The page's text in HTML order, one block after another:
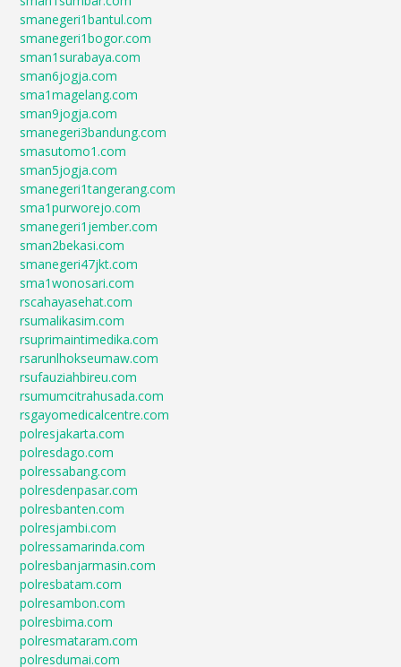
smanegeri1bantul.com
smanegeri1bogor.com
sman1surabaya.com
sman6jogja.com
sma1magelang.com
sman9jogja.com
smanegeri3bandung.com
smasutomo1.com
sman5jogja.com
smanegeri1tangerang.com
sma1purworejo.com
smanegeri1jember.com
sman2bekasi.com
smanegeri47jkt.com
sma1wonosari.com
rscahayasehat.com
rsumalikasim.com
rsuprimaintimedika.com
rsarunlhokseumaw.com
rsufauziahbireu.com
rsumumcitrahusada.com
rsgayomedicalcentre.com
polresjakarta.com
polresdago.com
polressabang.com
polresdenpasar.com
polresbanten.com
polresjambi.com
polressamarinda.com
polresbanjarmasin.com
polresbatam.com
polresambon.com
polresbima.com
polresmataram.com
polresdumai.com